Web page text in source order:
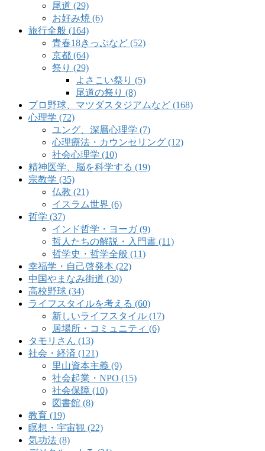
尾道 (29)
お好み焼 (6)
旅行全般 (164)
青春18きっぷなど (52)
京都 (64)
祭り (29)
よさこい祭り (5)
尾道の祭り (8)
プロ野球、マツダスタジアムなど (168)
心理学 (72)
ユング、深層心理学 (7)
心理療法・カウンセリング (12)
社会心理学 (10)
精神医学、脳を科学する (19)
宗教学 (35)
仏教 (21)
イスラム世界 (6)
哲学 (37)
インド哲学・ヨーガ (9)
哲人たちの解説・入門書 (11)
哲学史・哲学全般 (11)
幸福学・自己啓発本 (22)
中国やまなみ街道 (30)
高校野球 (34)
ライフスタイルを考える (60)
新しいライフスタイル (17)
居場所・コミュニティ (6)
タモリさん (13)
社会・経済 (121)
里山資本主義 (9)
社会起業・NPO (15)
社会保障 (10)
図書館 (8)
教育 (19)
瞑想・宇宙観 (22)
気功法 (8)